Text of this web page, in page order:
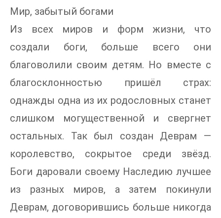
Мир, забытый богами
Из всех миров и форм жизни, что
создали боги, больше всего они
благоволили своим детям. Но вместе с
благосклонностью пришёл страх:
однажды одна из их родословных станет
слишком могущественной и свергнет
остальных. Так был создан Деврам —
королевство, сокрытое среди звёзд.
Боги даровали своему Наследию лучшее
из разных миров, а затем покинули
Деврам, договорившись больше никогда